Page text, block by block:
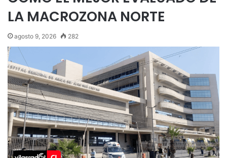
LA MACROZONA NORTE
agosto 9, 2026 282